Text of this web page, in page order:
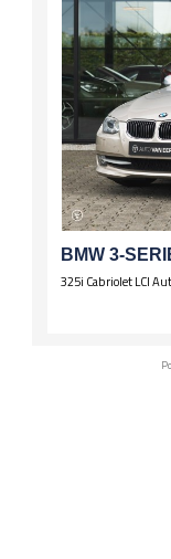
BMW 3-
325i Cabriolet LCI